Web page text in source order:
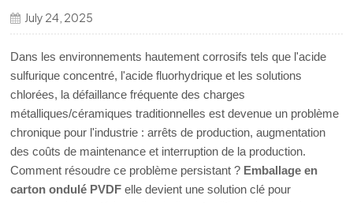
文
July 24, 2025
Dans les environnements hautement corrosifs tels que l'acide
sulfurique concentré, l'acide fluorhydrique et les solutions
chlorées, la défaillance fréquente des charges
métalliques/céramiques traditionnelles est devenue un problème
chronique pour l'industrie : arrêts de production, augmentation
des coûts de maintenance et interruption de la production.
Comment résoudre ce problème persistant ? Emballage en
carton ondulé PVDF elle devient une solution clé pour